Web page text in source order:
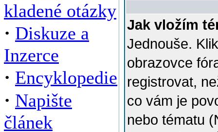
kladené otázky
· Diskuze a
Inzerce
· Encyklopedie
· Napište
článek
Jak vložím
Jednouše.
obrazovce
registrovat,
co vám je
nebo tématu